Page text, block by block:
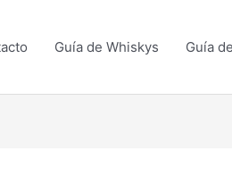
Guía de Whiskys Guía